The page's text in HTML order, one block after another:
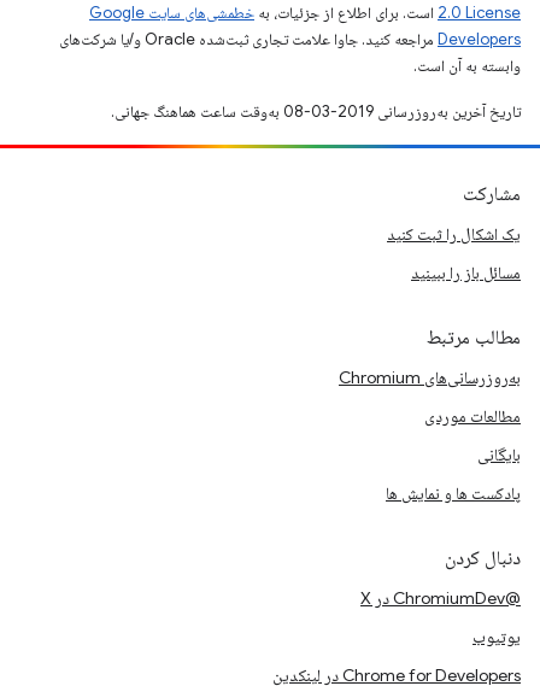
2.0 License است. برای اطلاع از جزئیات، به
خطمشی‌های سایت Google
Developers‏
مراجعه کنید. جاوا علامت تجاری ثبت‌شده Oracle و/یا شرکت‌های
وابسته به آن است.
تاریخ آخرین به‌روزرسانی 2019-03-08 به‌وقت ساعت هماهنگ جهانی.
مشارکت
یک اشکال را ثبت کنید
مسائل باز را ببینید
مطالب مرتبط
به‌روزرسانی‌های Chromium
مطالعات موردی
بایگانی
پادکست ها و نمایش ها
دنبال کردن
@ChromiumDev در X
یوتیوب
Chrome for Developers در لینکدین